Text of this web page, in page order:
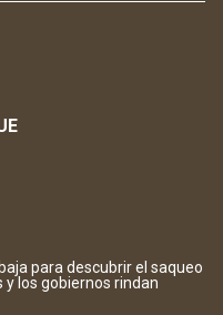
para descubrir el saqueo
los gobiernos rindan